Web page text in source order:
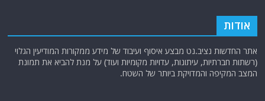
אודות
אתר החדשות נציב.נט מבצע איסוף ועיבוד של מידע ממקורות המודיעין הגלוי
(רשתות חברתיות, עיתונות, עדויות מקומיות ועוד) על מנת להביא את תמונת
המצב המקיפה והמדויקת ביותר של השטח.